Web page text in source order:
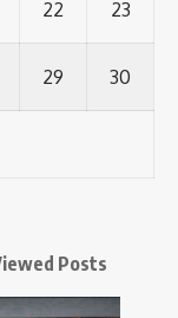
22 23
29 30
Posts